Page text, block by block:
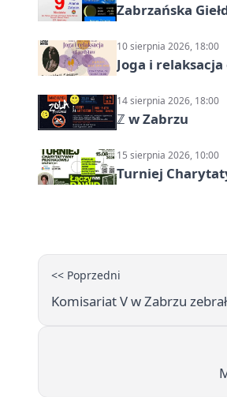
Zabrzańska
10 sierpnia 2026, 18:00
Joga i
14 sierpnia 2026, 18:00
ℤ w Zabrzu
15 sierpnia 2026, 10:00
Turniej
<< Poprzedni
Komisariat V w Zabrzu